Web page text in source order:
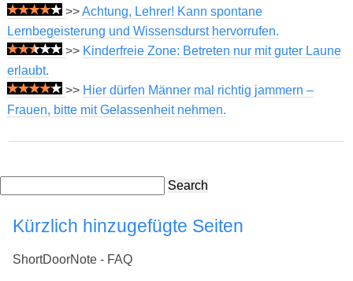
>>Achtung, Lehrer! Kann spontane
Lernbegeisterung und Wissensdurst hervorrufen.
>> Kinderfreie Zone: Betreten nur mit guter Laune
erlaubt.
>> Hier dürfen Männer mal richtig jammern –
Frauen, bitte mit Gelassenheit nehmen.
Search
Kürzlich hinzugefügte Seiten
ShortDoorNote - FAQ